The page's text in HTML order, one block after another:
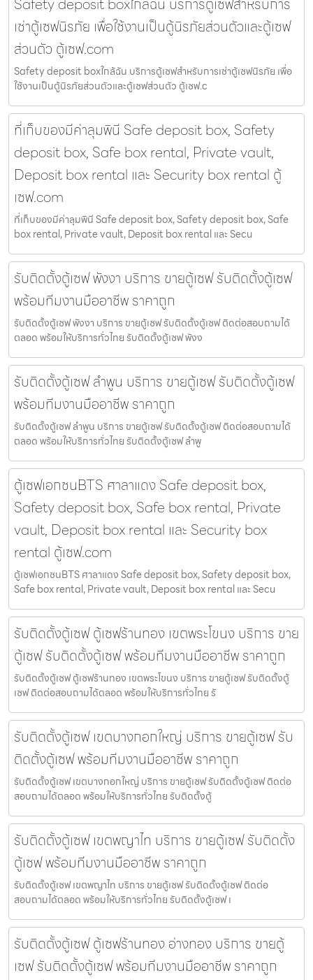
Safety deposit boxใกล้ฉัน บริการตู้เซฟสำหรับการ
เช่าตู้เซฟนิรภัย เพื่อใช้งานเป็นตู้นิรภัยส่วนตัวและตู้เซฟ
ส่วนตัว ตู้เซฟ.com
Safety deposit boxใกล้ฉัน บริการตู้เซฟสำหรับการเช่าตู้เซฟนิรภัย เพื่อ
ใช้งานเป็นตู้นิรภัยส่วนตัวและตู้เซฟส่วนตัว ตู้เซฟ.c
ที่เก็บของมีค่าลุมพินี Safe deposit box, Safety
deposit box, Safe box rental, Private vault,
Deposit box rental และ Security box rental ตู้
เซฟ.com
ที่เก็บของมีค่าลุมพินี Safe deposit box, Safety deposit box, Safe
box rental, Private vault, Deposit box rental และ Secu
รับติดตั้งตู้เซฟ พังงา บริการ ขายตู้เซฟ รับติดตั้งตู้เซฟ
พร้อมทีมงานมืออาชีพ ราคาถูก
รับติดตั้งตู้เซฟ พังงา บริการ ขายตู้เซฟ รับติดตั้งตู้เซฟ ติดต่อสอบถามได้
ตลอด พร้อมให้บริการทั่วไทย รับติดตั้งตู้เซฟ พังง
รับติดตั้งตู้เซฟ ลำพูน บริการ ขายตู้เซฟ รับติดตั้งตู้เซฟ
พร้อมทีมงานมืออาชีพ ราคาถูก
รับติดตั้งตู้เซฟ ลำพูน บริการ ขายตู้เซฟ รับติดตั้งตู้เซฟ ติดต่อสอบถามได้
ตลอด พร้อมให้บริการทั่วไทย รับติดตั้งตู้เซฟ ลำพู
ตู้เซฟเอกชนBTS ศาลาแดง Safe deposit box,
Safety deposit box, Safe box rental, Private
vault, Deposit box rental และ Security box
rental ตู้เซฟ.com
ตู้เซฟเอกชนBTS ศาลาแดง Safe deposit box, Safety deposit box,
Safe box rental, Private vault, Deposit box rental และ Secu
รับติดตั้งตู้เซฟ ตู้เซฟร้านทอง เขตพระโขนง บริการ ขาย
ตู้เซฟ รับติดตั้งตู้เซฟ พร้อมทีมงานมืออาชีพ ราคาถูก
รับติดตั้งตู้เซฟ ตู้เซฟร้านทอง เขตพระโขนง บริการ ขายตู้เซฟ รับติดตั้งตู้
เซฟ ติดต่อสอบถามได้ตลอด พร้อมให้บริการทั่วไทย รั
รับติดตั้งตู้เซฟ เขตบางกอกใหญ่ บริการ ขายตู้เซฟ รับ
ติดตั้งตู้เซฟ พร้อมทีมงานมืออาชีพ ราคาถูก
รับติดตั้งตู้เซฟ เขตบางกอกใหญ่ บริการ ขายตู้เซฟ รับติดตั้งตู้เซฟ ติดต่อ
สอบถามได้ตลอด พร้อมให้บริการทั่วไทย รับติดตั้งตู้
รับติดตั้งตู้เซฟ เขตพญาไท บริการ ขายตู้เซฟ รับติดตั้ง
ตู้เซฟ พร้อมทีมงานมืออาชีพ ราคาถูก
รับติดตั้งตู้เซฟ เขตพญาไท บริการ ขายตู้เซฟ รับติดตั้งตู้เซฟ ติดต่อ
สอบถามได้ตลอด พร้อมให้บริการทั่วไทย รับติดตั้งตู้เซฟ เ
รับติดตั้งตู้เซฟ ตู้เซฟร้านทอง อ่างทอง บริการ ขายตู้
เซฟ รับติดตั้งตู้เซฟ พร้อมทีมงานมืออาชีพ ราคาถูก